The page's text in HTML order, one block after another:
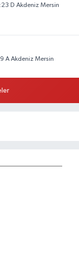
D Akdeniz Mersin
A Akdeniz Mersin